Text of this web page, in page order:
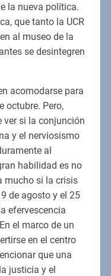
la nueva política.
que tanto la UCR
al museo de la
se desintegren
acomodarse para
octubre. Pero,
ver si la conjunción
y el nerviosismo
al
habilidad es no
mucho si la crisis
de agosto y el 25
efervescencia
el marco de un
en el centro
que una
justicia y el